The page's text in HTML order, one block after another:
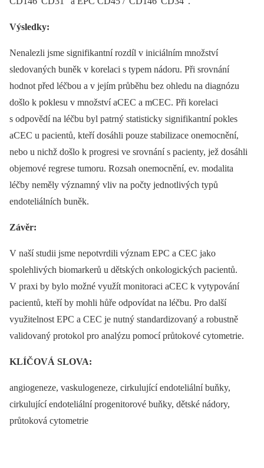
Výsledky:
Nenalezli jsme signifikantní rozdíl v iniciálním množství
sledovaných buněk v korelaci s typem nádoru. Při srovnání
hodnot před léčbou a v jejím průběhu bez ohledu na diagnózu
došlo k poklesu v množství aCEC a mCEC. Při korelaci
s odpovědí na léčbu byl patrný statisticky signifikantní pokles
aCEC u pacientů, kteří dosáhli pouze stabilizace onemocnění,
nebo u nichž došlo k progresi ve srovnání s pacienty, jež dosáhli
objemové regrese tumoru. Rozsah onemocnění, ev. modalita
léčby neměly významný vliv na počty jednotlivých typů
endoteliálních buněk.
Závěr:
V naší studii jsme nepotvrdili význam EPC a CEC jako
spolehlivých biomarkerů u dětských onkologických pacientů.
V praxi by bylo možné využít monitoraci aCEC k vytypování
pacientů, kteří by mohli hůře odpovídat na léčbu. Pro další
využitelnost EPC a CEC je nutný standardizovaný a robustně
validovaný protokol pro analýzu pomocí průtokové cytometrie.
KLÍČOVÁ SLOVA:
angiogeneze, vaskulogeneze, cirkulující endoteliální buňky,
cirkulující endoteliální progenitorové buňky, dětské nádory,
průtoková cytometrie